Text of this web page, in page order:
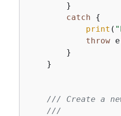
        }
catch
{
print (
throw
        }
    }
/// Create a
///